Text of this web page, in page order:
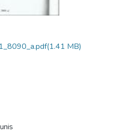
(1.41 MB)